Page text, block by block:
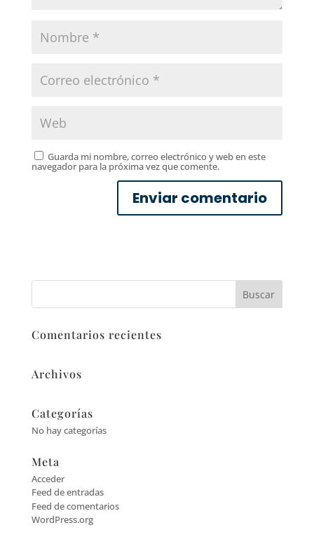
Guarda mi nombre, correo electrónico y web en este
navegador para la próxima vez que comente.
Comentarios recientes
Archivos
Categorías
No hay categorías
Meta
Acceder
Feed de entradas
Feed de comentarios
WordPress.org